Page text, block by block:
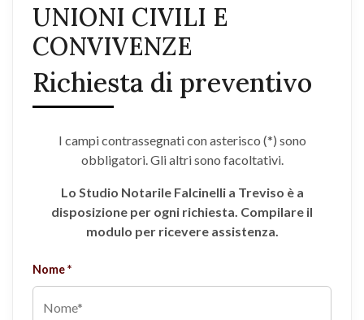
UNIONI CIVILI E
CONVIVENZE
Richiesta di preventivo
I campi contrassegnati con asterisco (*) sono
obbligatori. Gli altri sono facoltativi.
Lo Studio Notarile Falcinelli a Treviso è a
disposizione per ogni richiesta. Compilare il
modulo per ricevere assistenza.
Nome *